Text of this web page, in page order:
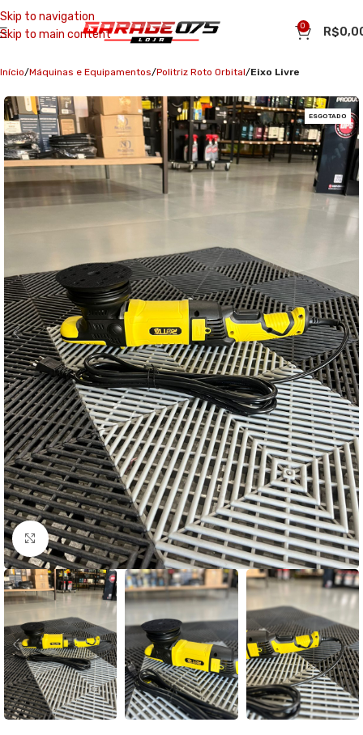
Skip to navigation
Skip to main content
0 R$
Início Máquinas e Equipamentos Politriz Roto Orbital Eixo Livre
ESGOTADO
Clique para ampliar